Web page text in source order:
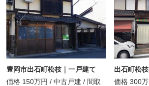
豊岡市出石町松枝｜一戸建て
価格 150万円 / 中古戸建 / 間取
出石町松
価格 300万